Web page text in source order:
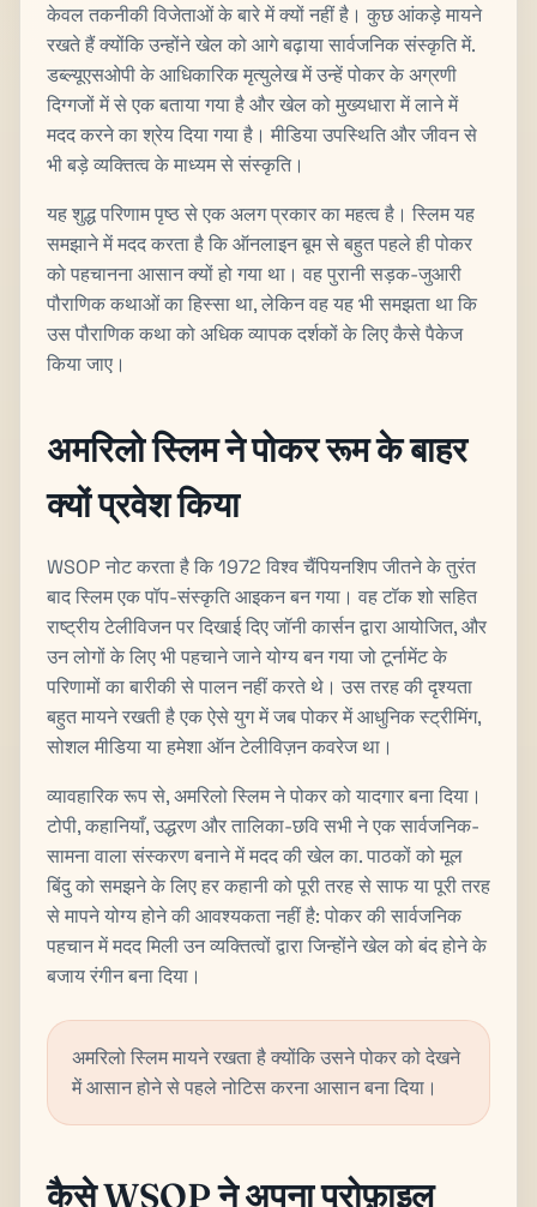
केवल तकनीकी विजेताओं के बारे में क्यों नहीं है। कुछ आंकड़े मायने
रखते हैं क्योंकि उन्होंने खेल को आगे बढ़ाया सार्वजनिक संस्कृति में.
डब्ल्यूएसओपी के आधिकारिक मृत्युलेख में उन्हें पोकर के अग्रणी
दिग्गजों में से एक बताया गया है और खेल को मुख्यधारा में लाने में
मदद करने का श्रेय दिया गया है। मीडिया उपस्थिति और जीवन से
भी बड़े व्यक्तित्व के माध्यम से संस्कृति।
यह शुद्ध परिणाम पृष्ठ से एक अलग प्रकार का महत्व है। स्लिम यह
समझाने में मदद करता है कि ऑनलाइन बूम से बहुत पहले ही पोकर
को पहचानना आसान क्यों हो गया था। वह पुरानी सड़क-जुआरी
पौराणिक कथाओं का हिस्सा था, लेकिन वह यह भी समझता था कि
उस पौराणिक कथा को अधिक व्यापक दर्शकों के लिए कैसे पैकेज
किया जाए।
अमरिलो स्लिम ने पोकर रूम के बाहर
क्यों प्रवेश किया
WSOP नोट करता है कि 1972 विश्व चैंपियनशिप जीतने के तुरंत
बाद स्लिम एक पॉप-संस्कृति आइकन बन गया। वह टॉक शो सहित
राष्ट्रीय टेलीविजन पर दिखाई दिए जॉनी कार्सन द्वारा आयोजित, और
उन लोगों के लिए भी पहचाने जाने योग्य बन गया जो टूर्नामेंट के
परिणामों का बारीकी से पालन नहीं करते थे। उस तरह की दृश्यता
बहुत मायने रखती है एक ऐसे युग में जब पोकर में आधुनिक स्ट्रीमिंग,
सोशल मीडिया या हमेशा ऑन टेलीविज़न कवरेज था।
व्यावहारिक रूप से, अमरिलो स्लिम ने पोकर को यादगार बना दिया।
टोपी, कहानियाँ, उद्धरण और तालिका-छवि सभी ने एक सार्वजनिक-
सामना वाला संस्करण बनाने में मदद की खेल का. पाठकों को मूल
बिंदु को समझने के लिए हर कहानी को पूरी तरह से साफ या पूरी तरह
से मापने योग्य होने की आवश्यकता नहीं है: पोकर की सार्वजनिक
पहचान में मदद मिली उन व्यक्तित्वों द्वारा जिन्होंने खेल को बंद होने के
बजाय रंगीन बना दिया।
अमरिलो स्लिम मायने रखता है क्योंकि उसने पोकर को देखने
में आसान होने से पहले नोटिस करना आसान बना दिया।
कैसे WSOP ने अपना प्रोफ़ाइल